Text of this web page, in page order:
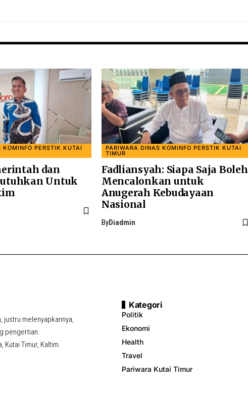
KOMINFO PERSTIK KUTAI
dan
Untuk
PARIWARA DINAS KOMINFO PERSTIK KUTAI
TIMUR
Fadliansyah: Siapa Saja Boleh
Mencalonkan untuk
Anugerah Kebudayaan
Nasional
ByDiadmin
justru melenyapkannya,
pengertian.
Kutai Timur, Kaltim.
Kategori
Politik
Ekonomi
Health
Travel
Pariwara Kutai Timur